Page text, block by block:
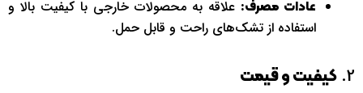
عادات مصرف: علاقه به محصولات خارجی با کیفیت بالا و
استفاده از تشک‌های راحت و قابل حمل.
2. کیفیت و قیمت